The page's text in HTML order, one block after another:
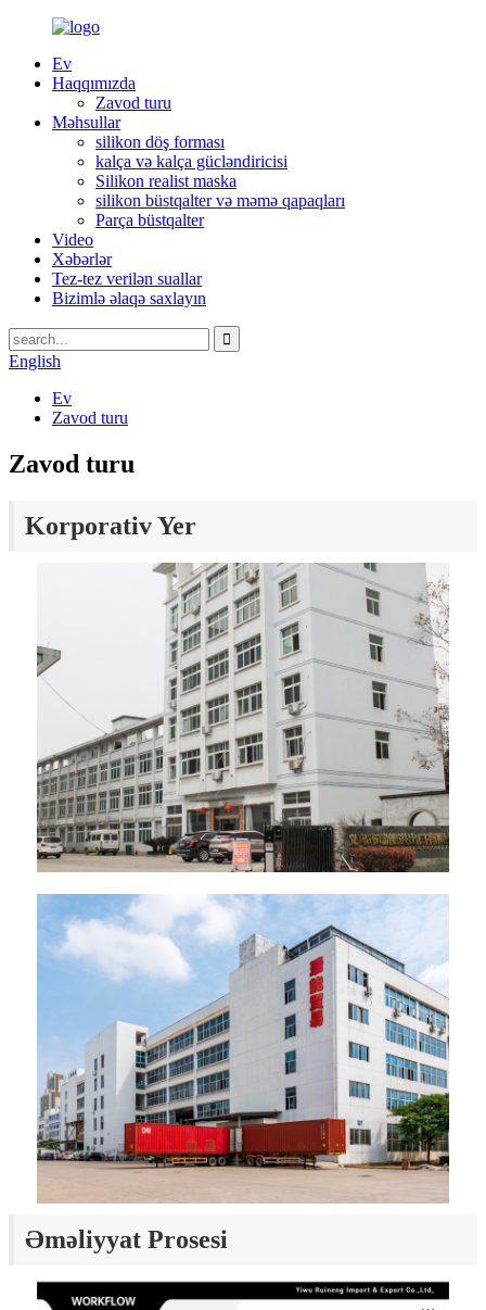
Ev
Haqqımızda
Zavod turu
Məhsullar
silikon döş forması
kalça və kalça gücləndiricisi
Silikon realist maska
silikon büstqalter və məmə qapaqları
Parça büstqalter
Video
Xəbərlər
Tez-tez verilən suallar
Bizimlə əlaqə saxlayın
English
Ev
Zavod turu
Zavod turu
Korporativ Yer
Əməliyyat Prosesi